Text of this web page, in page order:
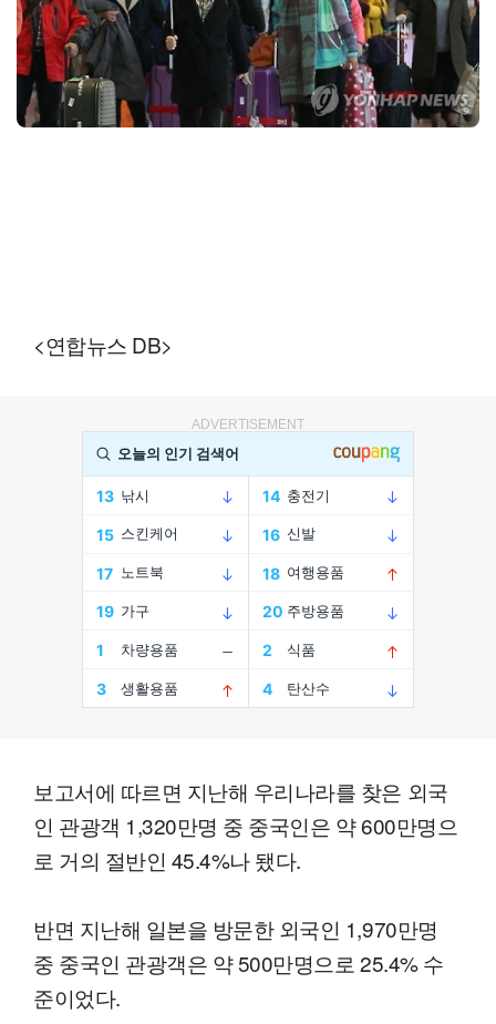
<연합뉴스 DB>
ADVERTISEMENT
보고서에 따르면 지난해 우리나라를 찾은 외국
인 관광객 1,320만명 중 중국인은 약 600만명으
로 거의 절반인 45.4%나 됐다.
반면 지난해 일본을 방문한 외국인 1,970만명
중 중국인 관광객은 약 500만명으로 25.4% 수
준이었다.